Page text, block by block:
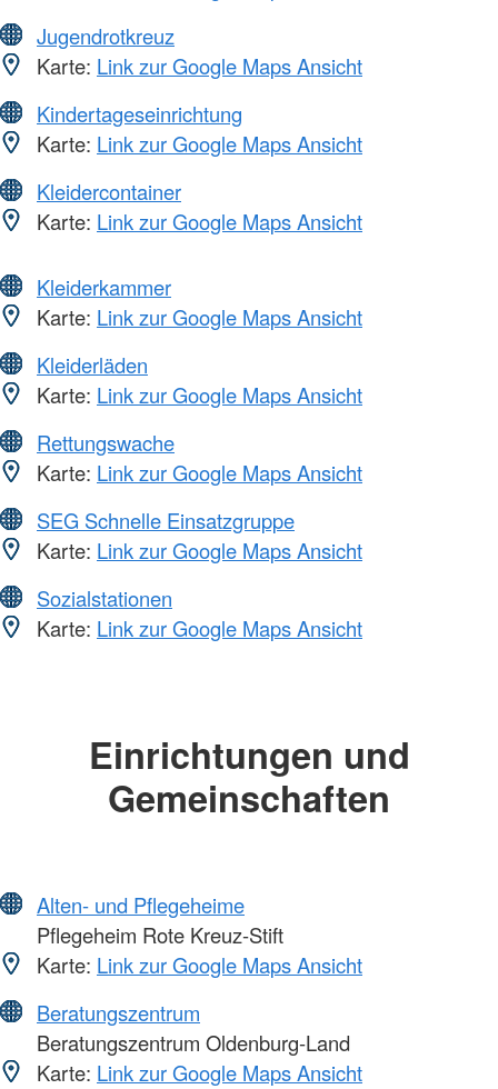
Jugendrotkreuz
Karte: Link zur Google Maps Ansicht
Kindertageseinrichtung
Karte: Link zur Google Maps Ansicht
Kleidercontainer
Karte: Link zur Google Maps Ansicht
Kleiderkammer
Karte: Link zur Google Maps Ansicht
Kleiderläden
Karte: Link zur Google Maps Ansicht
Rettungswache
Karte: Link zur Google Maps Ansicht
SEG Schnelle Einsatzgruppe
Karte: Link zur Google Maps Ansicht
Sozialstationen
Karte: Link zur Google Maps Ansicht
Einrichtungen und
Gemeinschaften
Alten- und Pflegeheime
Pflegeheim Rote Kreuz-Stift
Karte: Link zur Google Maps Ansicht
Beratungszentrum
Beratungszentrum Oldenburg-Land
Karte: Link zur Google Maps Ansicht